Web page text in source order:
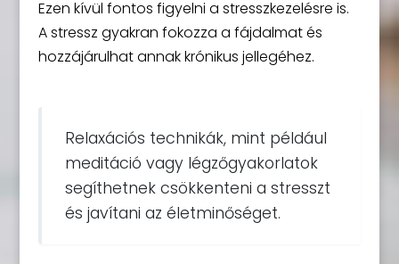
Ezen kívül fontos figyelni a stresszkezelésre is.
A stressz gyakran fokozza a fájdalmat és
hozzájárulhat annak krónikus jellegéhez.
Relaxációs technikák, mint például
meditáció vagy légzőgyakorlatok
segíthetnek csökkenteni a stresszt
és javítani az életminőséget.